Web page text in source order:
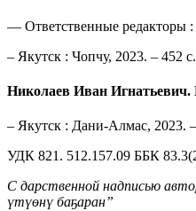
— Ответственные редакторы
– Якутск : Чопчу, 2023. – 452
Николаев Иван Игнатьевич.
– Якутск : Дани-Алмас, 2023.
УДК 821. 512.157.09 ББК
С дарственной надписью
үтүөнү баҕаран”